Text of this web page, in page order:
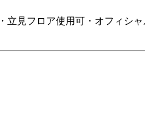
見フロア使用可・オフィシ